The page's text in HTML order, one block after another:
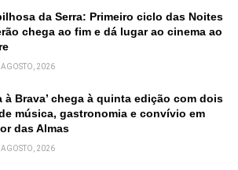
da Serra: Primeiro ciclo das Noites
chega ao fim e dá lugar ao cinema ao
AGOSTO, 2026
à Brava’ chega à quinta edição com dois
música, gastronomia e convívio em
das Almas
AGOSTO, 2026